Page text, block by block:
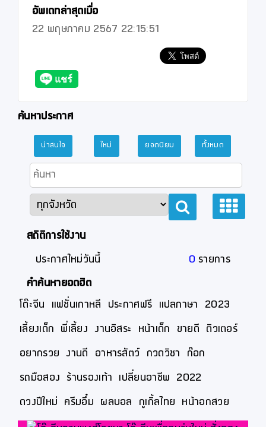
อัพเดทล่าสุดเมื่อ
22 พฤษภาคม 2567 22:15:51
ค้นหาประกาศ
น่าสนใจ ใหม่ ยอดนิยม ทั้งหมด
สถิติการใช้งาน
ประกาศใหม่วันนี้ 0 รายการ
คำค้นหายอดฮิต
โต๊ะจีน
แฟชั่นเกาหลี ประกาศฟรี แปลภาษา 2023
เลี้ยงเด็ก พี่เลี้ยง งานอิสระ หน้าเด็ก ขายดี ติวเตอร์
อยากรวย งานดี อาหารสัตว์ กวดวิชา ก๊อก
รถมือสอง ร้านรองเท้า เปลี่ยนอาชีพ 2022
ดวงปีใหม่ ครีมอึ๋ม ผลบอล กูเกิ้ลไทย หน้าอกสวย